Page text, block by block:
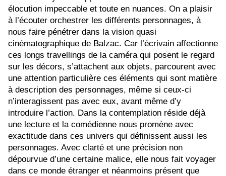
élocution impeccable et toute en nuances. On a plaisir
à l’écouter orchestrer les différents personnages, à
nous faire pénétrer dans la vision quasi
cinématographique de Balzac. Car l’écrivain affectionne
ces longs travellings de la caméra qui posent le regard
sur les décors, s’attachent aux objets, parcourent avec
une attention particulière ces éléments qui sont matière
à description des personnages, même si ceux-ci
n’interagissent pas avec eux, avant même d’y
introduire l’action. Dans la contemplation réside déjà
une lecture et la comédienne nous promène avec
exactitude dans ces univers qui définissent aussi les
personnages. Avec clarté et une précision non
dépourvue d’une certaine malice, elle nous fait voyager
dans ce monde étranger et néanmoins présent que